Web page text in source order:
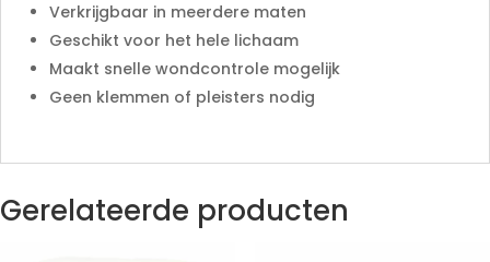
Verkrijgbaar in meerdere maten
Geschikt voor het hele lichaam
Maakt snelle wondcontrole mogelijk
Geen klemmen of pleisters nodig
Gerelateerde producten